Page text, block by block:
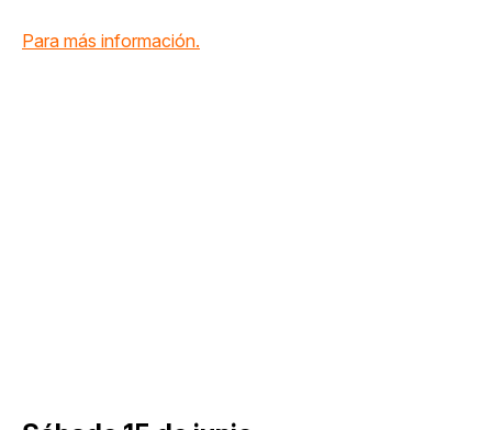
Para más información.